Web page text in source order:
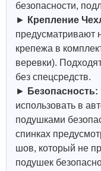
безопасности,
► Крепление
предусматривают
крепежа в
веревки).
без спецсредств.
► Безопасность:
использовать в
подушками
спинках
шов, который не
подушек